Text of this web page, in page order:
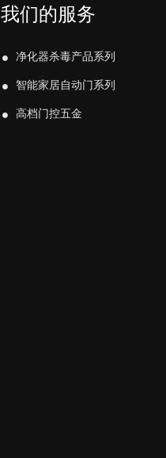
我们的服务
净化器杀毒产品系列
智能家居自动门系列
高档门控五金